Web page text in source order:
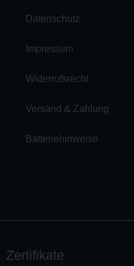
Datenschutz
Impressum
Widerrufsrecht
Versand & Zahlung
Batteriehinweise
Zertifikate